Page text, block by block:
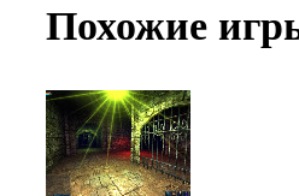
Похожие